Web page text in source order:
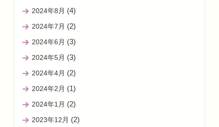
2024年8月 (4)
2024年7月 (2)
2024年6月 (3)
2024年5月 (3)
2024年4月 (2)
2024年2月 (1)
2024年1月 (2)
2023年12月 (2)